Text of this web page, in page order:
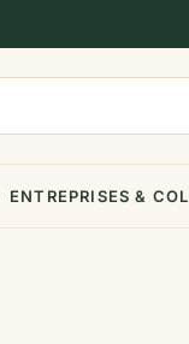
ENTREPRISES &